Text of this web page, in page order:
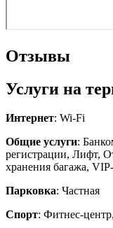
Отзывы
Услуги на
Интернет: Wi-Fi
Общие услуги:
регистрации, Лифт,
хранения багажа,
Парковка: Частная
Спорт: Фитнес-